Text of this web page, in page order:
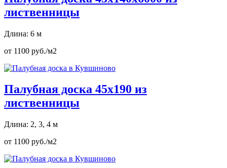
лиственницы
Длина: 6 м
от 1100 руб./м2
Палубная доска 45х190 из
лиственницы
Длина: 2, 3, 4 м
от 1100 руб./м2